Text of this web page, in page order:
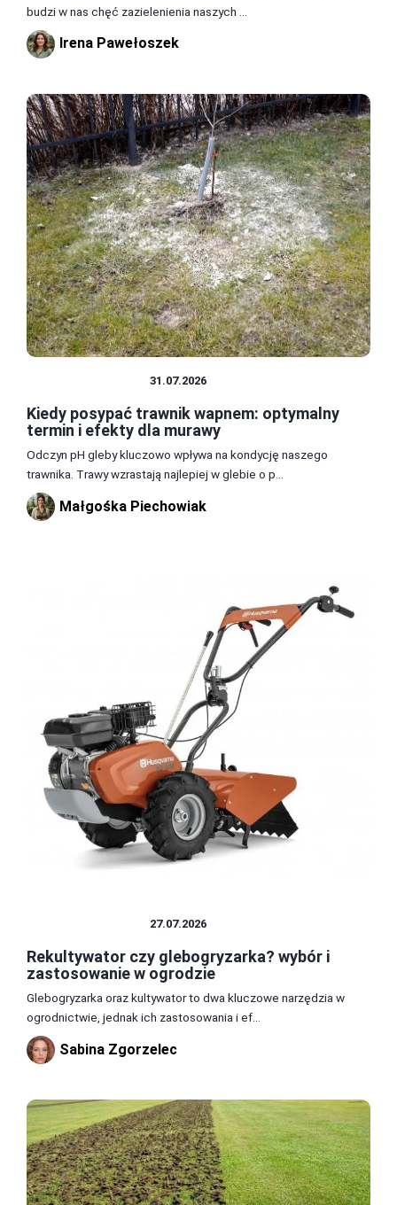
budzi w nas chęć zazielenienia naszych ...
Irena Pawełoszek
31.07.2026
Kiedy posypać trawnik wapnem: optymalny
termin i efekty dla murawy
Odczyn pH gleby kluczowo wpływa na kondycję naszego
trawnika. Trawy wzrastają najlepiej w glebie o p...
Małgośka Piechowiak
27.07.2026
Rekultywator czy glebogryzarka? wybór i
zastosowanie w ogrodzie
Glebogryzarka oraz kultywator to dwa kluczowe narzędzia w
ogrodnictwie, jednak ich zastosowania i ef...
Sabina Zgorzelec